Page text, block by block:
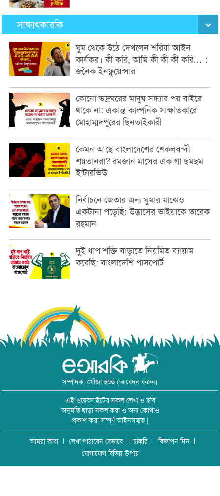
সাক্ষাৎকারকি
ঘুম থেকে উঠে দেখলেন শরিয়া আইন
কার্যকর। কী করি, আমি কী কী কী করি… :
জনৈক ইনফ্লুয়েন্সার
কোনো ভদ্রঘরের মানুষ সন্ধ্যার পর বাইরে
থাকে না: একান্ত কাল্পনিক সাক্ষাতকারে
মোহাম্মদপুরের ছিনতাইকারী
কেমন আছে বাংলাদেশের শেকলবন্দী
শয়তানরা? রমজান মাসের এক গা ছমছম
ইন্টারভিউ
নির্বাচনে জেতার জন্য ঘুমার মাঝেও
একটানা পড়েছি: উদ্ভাসের ভাইয়াকে তারেক
রহমান
দুই ধাপ শক্তি বাড়াতে নিয়মিত ব্যায়াম
করেছি: বাংলাদেশি পাসপোর্ট
সম্পাদক: খোঁজা হচ্ছে (আবেদন করুন)
এই ওয়েবসাইটের সকল লেখা ও ছবি
অনুমতি ছাড়া নকল করা ও অন্য কোথাও
প্রকাশ করা সম্পূর্ণ আইনসম্মত |
আমরা কারা লেখা পাঠাবেন যেভাবে চাকরি
বিজ্ঞাপন দিন
যোগাযোগ বিভিন্ন উপায়